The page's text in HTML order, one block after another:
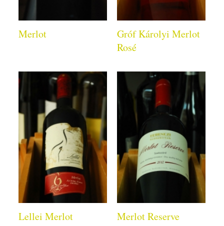
Merlot
Gróf Károlyi Merlot
Rosé
Lellei Merlot Merlot Reserve